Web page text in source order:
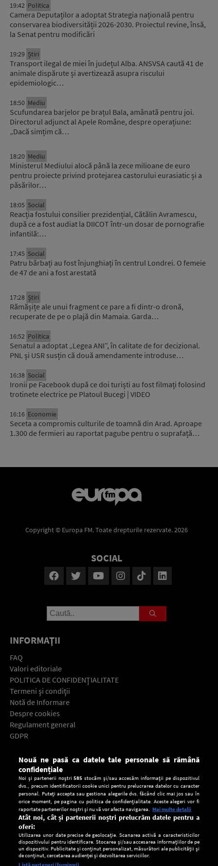
19:42 Politica
Camera Deputaților a adoptat Strategia națională pentru
conservarea biodiversității 2026-2030. Proiectul revine, însă,
la Senat pentru modificări
19:29 Știri
Transport ilegal de miei în județul Alba. ANSVSA caută 41 de
animale dispărute și avertizează asupra riscului
epidemiologic…
18:50 Mediu
Scufundarea barjelor pe brațul Bala, amânată pentru joi.
Directorul adjunct al Apele Române, despre operațiune:
„Dacă simțim că…
18:20 Mediu
Ministerul Mediului alocă până la zece milioane de euro
pentru proiecte privind protejarea castorului eurasiatic și a
păsărilor…
18:05 Social
Reacția fostului consilier prezidențial, Cătălin Avramescu,
după ce a fost audiat la DIICOT într-un dosar de pornografie
infantilă:…
17:45 Social
Patru bărbați au fost înjunghiați în centrul Londrei. O femeie
de 47 de ani a fost arestată
17:28 Știri
Rămășițe ale unui fragment ce pare a fi dintr-o dronă,
recuperate de pe o plajă din Mamaia. Garda…
16:52 Politica
Senatul a adoptat „Legea ANI”, în calitate de for decizional.
PNL și USR susțin că două amendamente introduse…
16:38 Social
Ironii pe Facebook după ce doi turiști au fost filmați folosind
trotinete electrice pe Platoul Bucegi | VIDEO
16:16 Economie
Seceta a compromis culturile de toamnă din Arad. Aproape
1.300 de fermieri au raportat pagube pentru o suprafață…
Copyright © Europa FM. Toate drepturile rezervate. 2026
SOCIAL
INFORMAŢII
FAQ
Valori editoriale
POLITICA DE CONFIDENŢIALITATE
Termeni şi condiţii
Notă de Informare
Despre cookies
Regulament general
GDPR
Descarcă gratuit aplicaţia Europa FM pentru smartphone:
Nouă ne pasă ca datele tale personale să rămână
confidențiale
Noi și partenerii noștri585 stocăm și/sau accesăm informații pe dispozitivul
dvs., precum identificatorii cookie unici pentru prelucrarea datelor cu caracter
personal. Puteți accepta sau gestiona alegerile dvs. făcând clic mai jos sau în
orice moment, pe pagina cu politica de confidențialitate. Aceste alegeri vor fi
raportate partenerilor noștri și nu vă vor afecta navigarea. Mai multe detalii
Atât noi, cât și partenerii noștri prelucrăm datele pentru a
oferi:
Utilizarea unor date precise de geolocație. Scanarea activă a caracteristicilor
dispozitivului pentru identificare. Stocarea și/sau accesarea informațiilor de pe
un dispozitiv. Publicitate și conținut personalizat, măsurători ale publicității și
de conținut, cercetarea audienței și dezvoltarea serviciilor.
Listă parteneri (furnizori)